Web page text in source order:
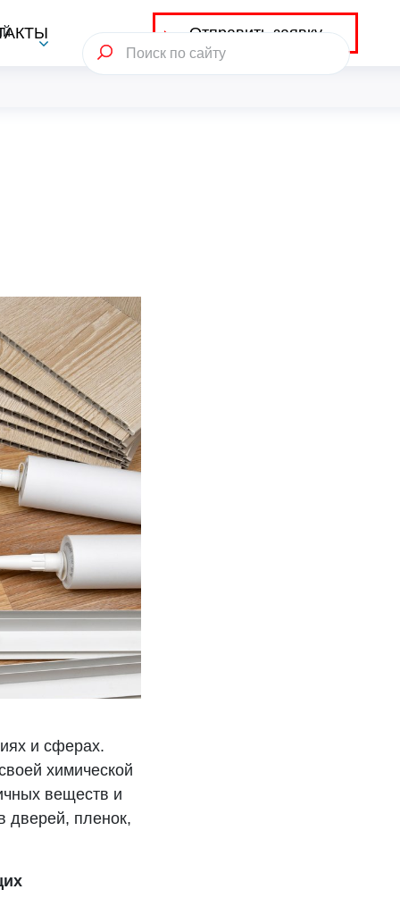
Отправить заявку
и сферах.
химической
веществ и
дверей, пленок,